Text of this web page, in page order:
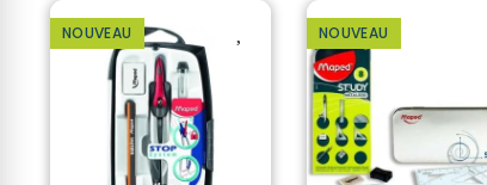
NOUVEAU NOUVEAU